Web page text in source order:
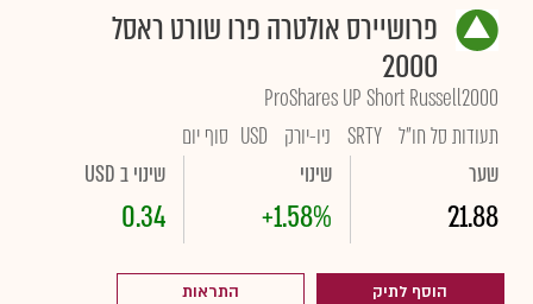
פרושיירס אולטרה פרו שורט ראסל
2000
ProShares UP Short Russell2000
תעודות סל חו"ל SRTY ניו-יורק USD סוף יום
שער
21.88
שינוי
+1.58%
שינוי ב USD
0.34
הוסף לתיק התראות